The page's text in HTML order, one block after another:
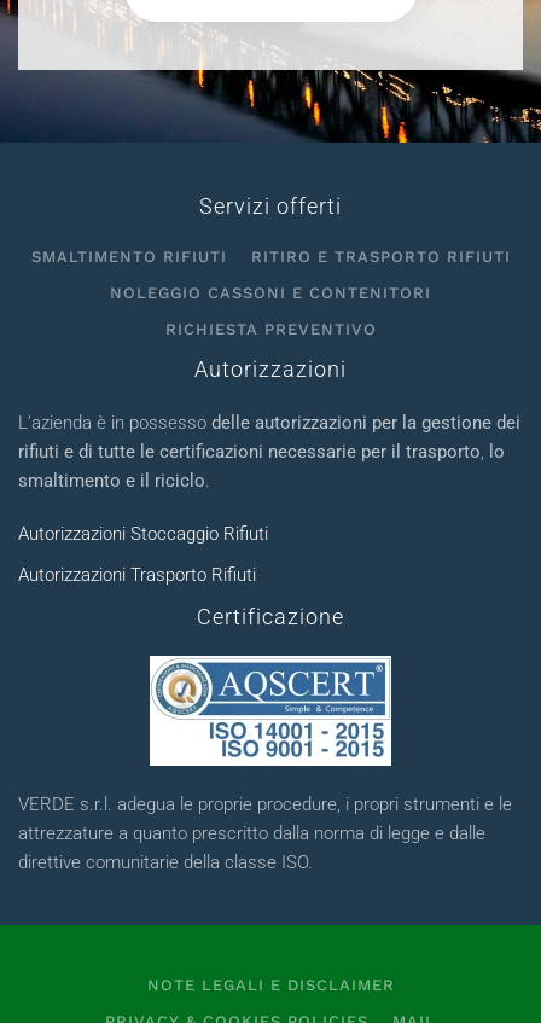
Servizi offerti
SMALTIMENTO RIFIUTI
RITIRO E TRASPORTO RIFIUTI
NOLEGGIO CASSONI E CONTENITORI
RICHIESTA PREVENTIVO
Autorizzazioni
L’azienda è in possesso delle autorizzazioni per la gestione dei
rifiuti e di tutte le certificazioni necessarie per il trasporto, lo
smaltimento e il riciclo.
Autorizzazioni Stoccaggio Rifiuti
Autorizzazioni Trasporto Rifiuti
Certificazione
VERDE s.r.l. adegua le proprie procedure, i propri strumenti e le
attrezzature a quanto prescritto dalla norma di legge e dalle
direttive comunitarie della classe ISO.
NOTE LEGALI E DISCLAIMER